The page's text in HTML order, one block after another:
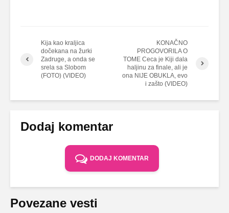
Kija kao kraljica
dočekana na žurki
Zadruge, a onda se
srela sa Slobom
(FOTO) (VIDEO)
KONAČNO
PROGOVORILA O
TOME Ceca je Kiji dala
haljinu za finale, ali je
ona NIJE OBUKLA, evo
i zašto (VIDEO)
Dodaj komentar
DODAJ KOMENTAR
Povezane vesti